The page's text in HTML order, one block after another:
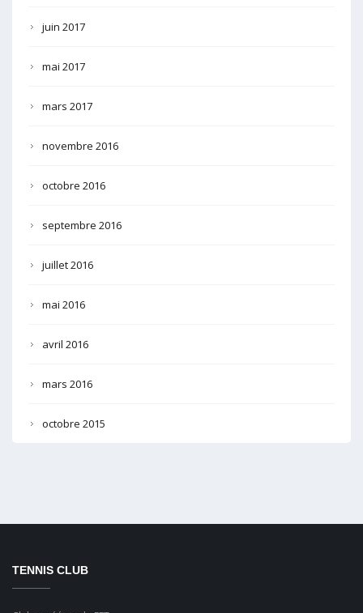
juin 2017
mai 2017
mars 2017
novembre 2016
octobre 2016
septembre 2016
juillet 2016
mai 2016
avril 2016
mars 2016
octobre 2015
TENNIS CLUB